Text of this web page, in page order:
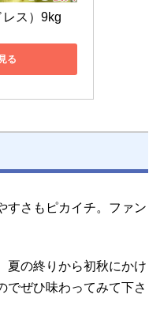
レス）9kg
る
すさもピカイチ。ファン
夏の終りから初秋にかけ
でぜひ味わってみて下さ